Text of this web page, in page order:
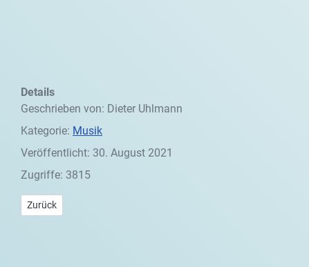
Details
Geschrieben von: Dieter Uhlmann
Kategorie: Musik
Veröffentlicht: 30. August 2021
Zugriffe: 3815
Vorheriger Beitrag: Outer Space - Vorwort
Zurück